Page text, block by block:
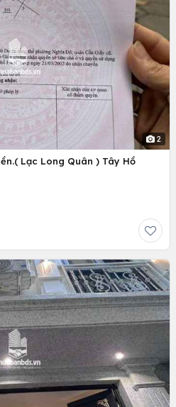
2
Lạc Long Quân ) Tây Hồ